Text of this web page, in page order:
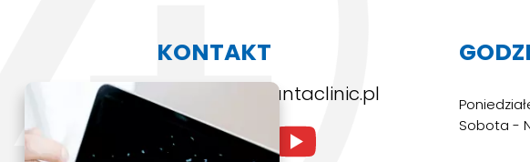
KONTAKT
kontakt@atlantaclinic.pl
Sobota -